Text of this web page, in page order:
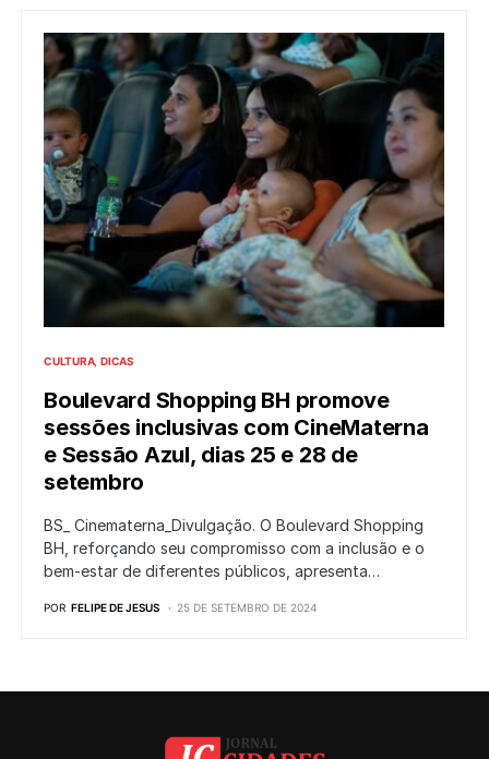
CULTURA DICAS
Boulevard Shopping BH promove
sessões inclusivas com CineMaterna
e Sessão Azul, dias 25 e 28 de
setembro
BS_ Cinematerna_Divulgação. O Boulevard Shopping
BH, reforçando seu compromisso com a inclusão e o
bem-estar de diferentes públicos, apresenta…
POR FELIPE DE JESUS 25 DE SETEMBRO DE 2024